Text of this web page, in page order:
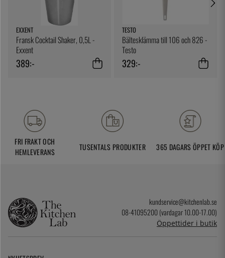
EXXENT
Fransk Cocktail Shaker, 0,5L -
Exxent
389:-
TESTO
Bältesklämma till 106 och 826 -
Testo
329:-
FRI FRAKT OCH
HEMLEVERANS
TUSENTALS PRODUKTER 365 DAGARS ÖPPET KÖP
kundservice@kitchenlab.se
08-41095200 (vardagar 10.00-17.00)
Öppettider i butik